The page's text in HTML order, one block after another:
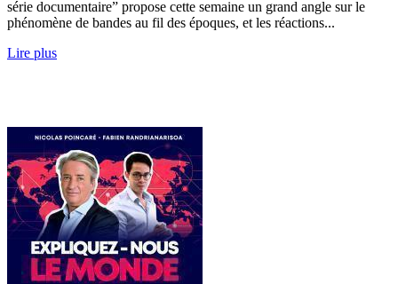
série documentaire” propose cette semaine un grand angle sur le
phénomène de bandes au fil des époques, et les réactions...
Lire plus